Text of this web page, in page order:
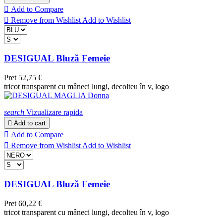
 Add to Compare
 Remove from Wishlist Add to Wishlist
DESIGUAL Bluză Femeie
Pret 52,75 €
tricot transparent cu mâneci lungi, decolteu în v, logo
search Vizualizare rapida
 Add to cart
 Add to Compare
 Remove from Wishlist Add to Wishlist
DESIGUAL Bluză Femeie
Pret 60,22 €
tricot transparent cu mâneci lungi, decolteu în v, logo